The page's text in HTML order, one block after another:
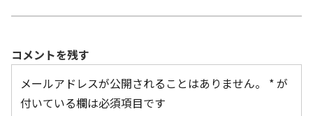
コメントを残す
メールアドレスが公開されることはありません。
*が
付いている欄は必須項目です